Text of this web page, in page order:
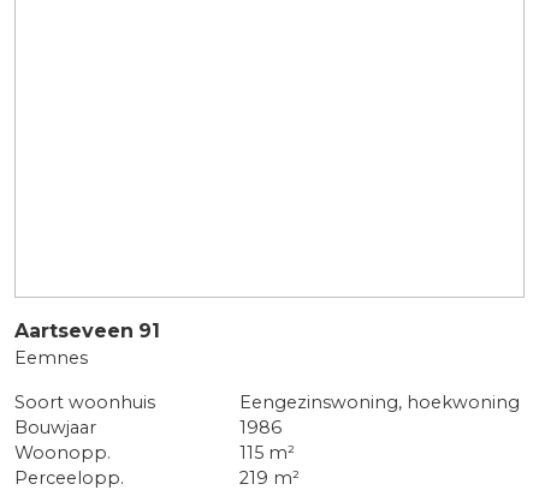
Aartseveen 91
Eemnes
Soort woonhuis
Eengezinswoning, hoekwoning
Bouwjaar
1986
Woonopp.
115 m²
Perceelopp.
219 m²